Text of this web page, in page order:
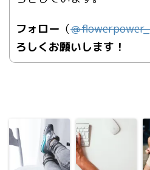
フォロー （＠
ろしくお願いします！